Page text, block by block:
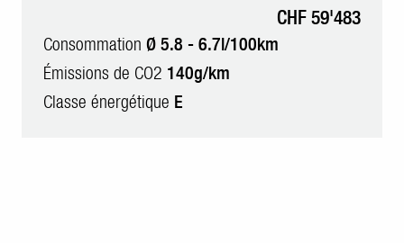
CHF 59'483
Consommation Ø 5.8 - 6.7l/100km
Émissions de CO2 140g/km
Classe énergétique E